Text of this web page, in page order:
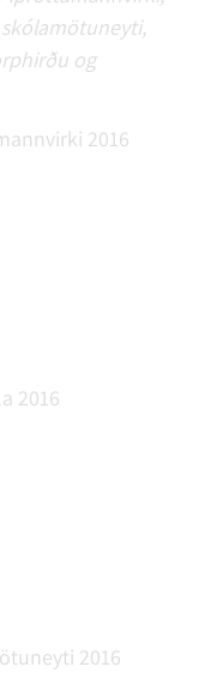
og
2016
2016
2016